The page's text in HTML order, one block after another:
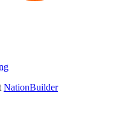
NationBuilder